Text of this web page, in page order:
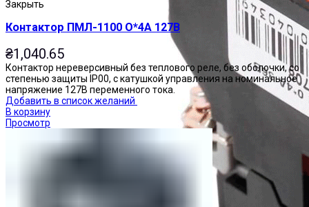
Закрыть
Контактор ПМЛ-1100 О*4А 127В
₴1,040.65
Контактор нереверсивный без теплового реле, без оболочки, со
степенью защиты IP00, с катушкой управления на номинальное
напряжение 127В переменного тока.
Добавить в список желаний
В корзину
Просмотр